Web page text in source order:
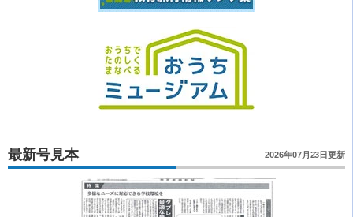
最新号見本 2026年07月23日更新